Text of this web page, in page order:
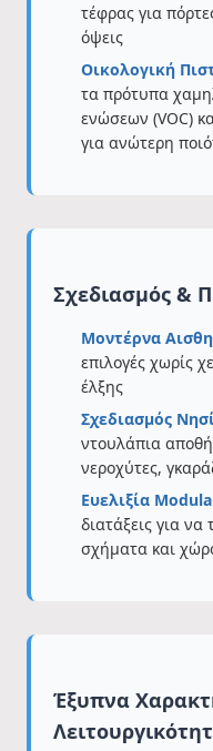
τέφρας για
όψεις
Οικολογική
τα πρότυπα
ενώσεων (VOC)
για ανώτερη
Σχεδιασμός &
Μοντέρνα
επιλογές χωρίς
έλξης
Σχεδιασμός
ντουλάπια
νεροχύτες,
Ευελιξία
διατάξεις για
σχήματα και
Έξυπνα